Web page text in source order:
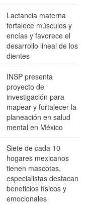
Lactancia materna
fortalece músculos y
encías y favorece el
desarrollo lineal de los
dientes
INSP presenta
proyecto de
investigación para
mapear y fortalecer la
planeación en salud
mental en México
Siete de cada 10
hogares mexicanos
tienen mascotas,
especialistas destacan
beneficios físicos y
emocionales